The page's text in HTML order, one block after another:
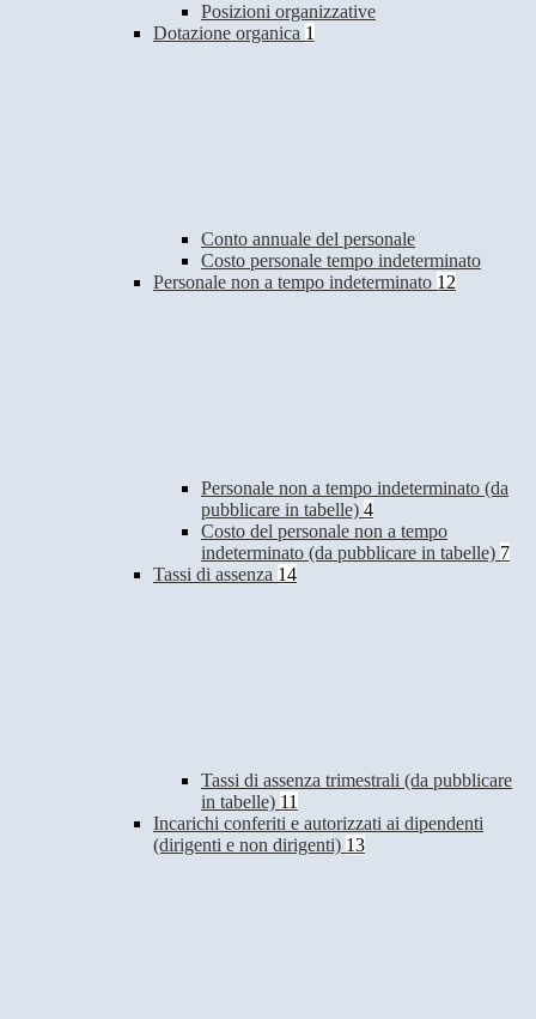
Posizioni organizzative
Dotazione organica 1
Conto annuale del personale
Costo personale tempo indeterminato
Personale non a tempo indeterminato 12
Personale non a tempo indeterminato (da
pubblicare in tabelle) 4
Costo del personale non a tempo
indeterminato (da pubblicare in tabelle) 7
Tassi di assenza 14
Tassi di assenza trimestrali (da pubblicare
in tabelle) 11
Incarichi conferiti e autorizzati ai dipendenti
(dirigenti e non dirigenti) 13